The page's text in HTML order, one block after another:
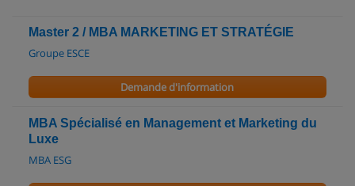
Master 2 / MBA MARKETING ET STRATÉGIE
Groupe ESCE
Demande d'information
MBA Spécialisé en Management et Marketing du
Luxe
MBA ESG